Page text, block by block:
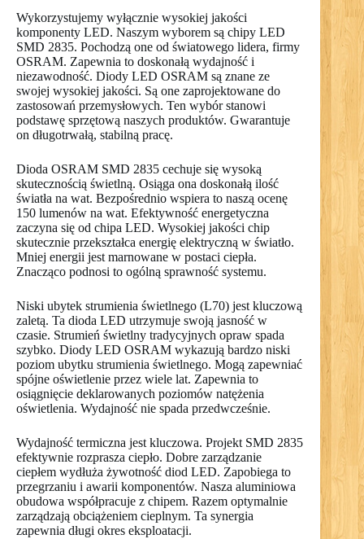
Wykorzystujemy wyłącznie wysokiej jakości
komponenty LED. Naszym wyborem są chipy LED
SMD 2835. Pochodzą one od światowego lidera, firmy
OSRAM. Zapewnia to doskonałą wydajność i
niezawodność. Diody LED OSRAM są znane ze
swojej wysokiej jakości. Są one zaprojektowane do
zastosowań przemysłowych. Ten wybór stanowi
podstawę sprzętową naszych produktów. Gwarantuje
on długotrwałą, stabilną pracę.
Dioda OSRAM SMD 2835 cechuje się wysoką
skutecznością świetlną. Osiąga ona doskonałą ilość
światła na wat. Bezpośrednio wspiera to naszą ocenę
150 lumenów na wat. Efektywność energetyczna
zaczyna się od chipa LED. Wysokiej jakości chip
skutecznie przekształca energię elektryczną w światło.
Mniej energii jest marnowane w postaci ciepła.
Znacząco podnosi to ogólną sprawność systemu.
Niski ubytek strumienia świetlnego (L70) jest kluczową
zaletą. Ta dioda LED utrzymuje swoją jasność w
czasie. Strumień świetlny tradycyjnych opraw spada
szybko. Diody LED OSRAM wykazują bardzo niski
poziom ubytku strumienia świetlnego. Mogą zapewniać
spójne oświetlenie przez wiele lat. Zapewnia to
osiągnięcie deklarowanych poziomów natężenia
oświetlenia. Wydajność nie spada przedwcześnie.
Wydajność termiczna jest kluczowa. Projekt SMD 2835
efektywnie rozprasza ciepło. Dobre zarządzanie
ciepłem wydłuża żywotność diod LED. Zapobiega to
przegrzaniu i awarii komponentów. Nasza aluminiowa
obudowa współpracuje z chipem. Razem optymalnie
zarządzają obciążeniem cieplnym. Ta synergia
zapewnia długi okres eksploatacji.